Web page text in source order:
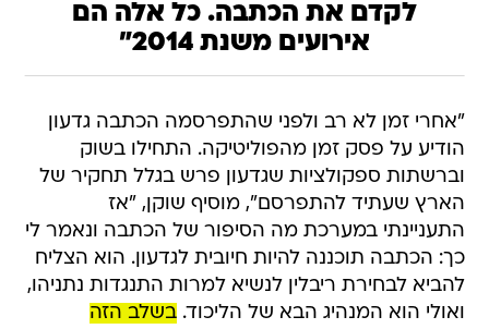
לקדם את הכתבה. כל אלה הם
אירועים משנת 2014"
"אחרי זמן לא רב ולפני שהתפרסמה הכתבה גדעון
הודיע על פסק זמן מהפוליטיקה. התחילו בשוק
וברשתות ספקולציות שגדעון פרש בגלל תחקיר של
הארץ שעתיד להתפרסם", מוסיף שוקן, "אז
התעניינתי במערכת מה הסיפור של הכתבה ונאמר לי
כך: הכתבה תוכננה להיות חיובית לגדעון. הוא הצליח
להביא לבחירת ריבלין לנשיא למרות התנגדות נתניהו,
ואולי הוא המנהיג הבא של הליכוד.בשלב הזה